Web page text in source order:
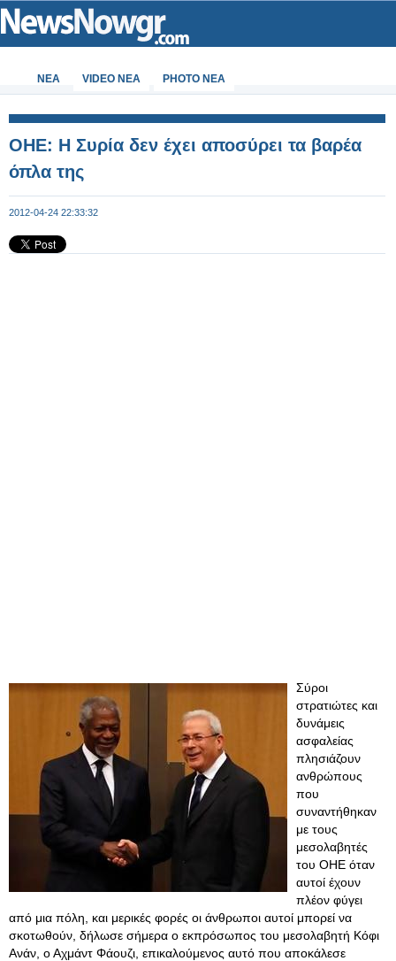
ΝΕΑ VIDEO NEA PHOTO NEA
OHE: Η Συρία δεν έχει αποσύρει τα βαρέα
όπλα της
2012-04-24 22:33:32
Σύροι
στρατιώτες και
δυνάμεις
ασφαλείας
πλησιάζουν
ανθρώπους
που
συναντήθηκαν
με τους
μεσολαβητές
του ΟΗΕ όταν
αυτοί έχουν
πλέον φύγει
από μια πόλη, και μερικές φορές οι άνθρωποι αυτοί μπορεί να
σκοτωθούν, δήλωσε σήμερα ο εκπρόσωπος του μεσολαβητή Κόφι
Ανάν, ο Αχμάντ Φάουζι, επικαλούμενος αυτό που αποκάλεσε